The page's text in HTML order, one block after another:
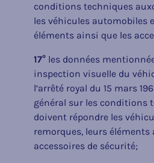
conditions techniques
les véhicules automobiles
éléments ainsi que les
17° les données
inspection visuelle du
l’arrêté royal du 15 mars
général sur les conditions
doivent répondre les
remorques, leurs éléments
accessoires de sécurité;